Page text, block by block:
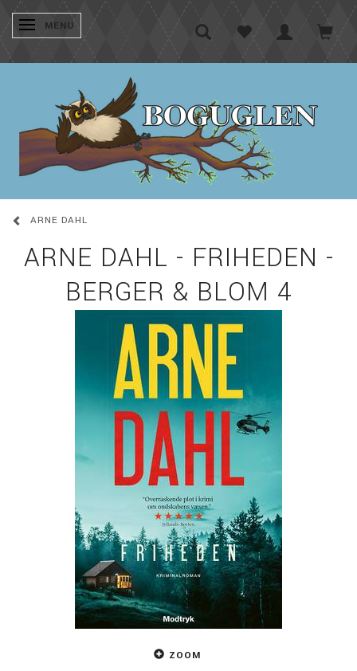
SKIFTE NAVIGATION
MENU
ARNE DAHL
ARNE DAHL - FRIHEDEN -
BERGER & BLOM 4
ZOOM